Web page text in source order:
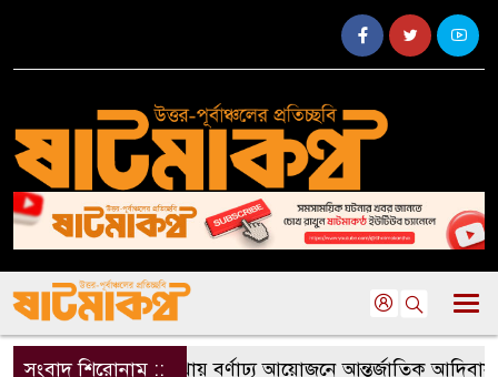
সংবাদ শিরোনাম ::বড়লেখায় বর্ণাঢ্য আয়োজনে আন্তর্জাতিক আদিবাসী